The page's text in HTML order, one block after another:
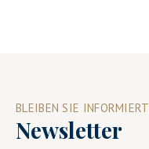
BLEIBEN SIE INFORMIERT
Newsletter